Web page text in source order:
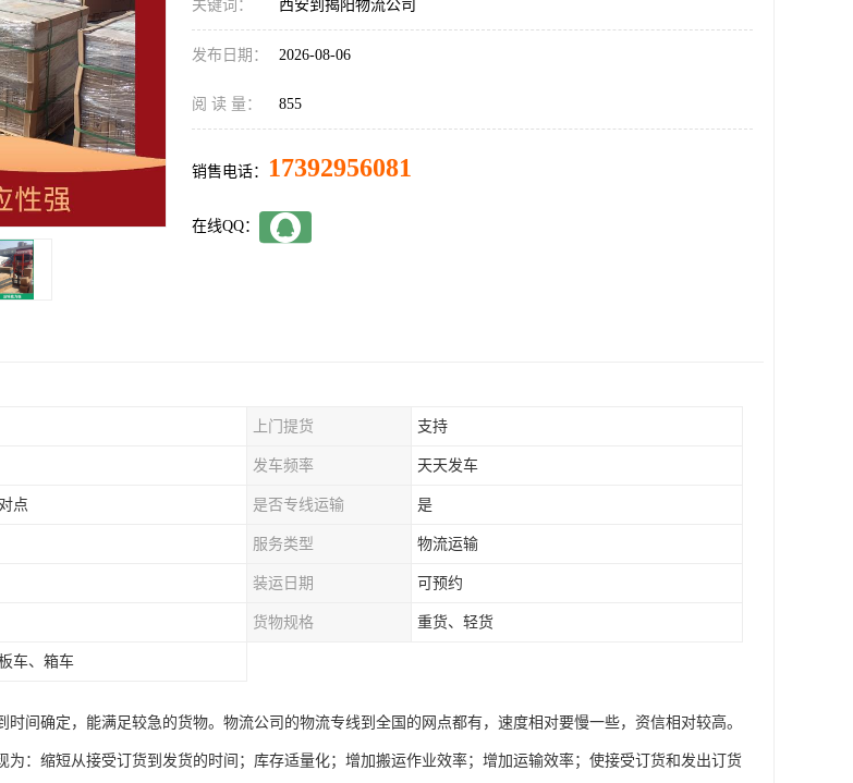
关键词： 西安到揭阳物流公司
发布日期： 2026-08-06
阅 读 量： 855
销售电话： 17392956081
在线QQ：
上门提货 支持
发车频率 天天发车
点 是否专线运输 是
服务类型 物流运输
装运日期 可预约
货物规格 重货、轻货
车、箱车
间确定，能满足较急的货物。物流公司的物流专线到全国的网点都有，速度相对要慢一些，资信相对较高。
为：缩短从接受订货到发货的时间；库存适量化；增加搬运作业效率；增加运输效率；使接受订货和发出订货